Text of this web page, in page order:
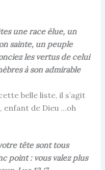
une race élue, un
sainte, un peuple
les vertus de celui
à son admirable
belle liste, il s’agit
de Dieu …oh
tête sont tous
point : vous valez plus